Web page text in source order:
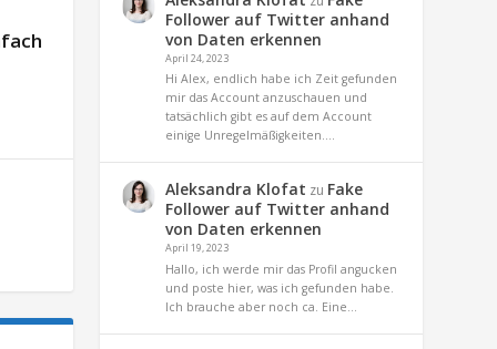
Follower auf Twitter anhand
von Daten erkennen
April 24, 2023
Hi Alex, endlich habe ich Zeit gefunden
mir das Account anzuschauen und
tatsächlich gibt es auf dem Account
einige Unregelmäßigkeiten.…
Aleksandra Klofat zu Fake
Follower auf Twitter anhand
von Daten erkennen
April 19, 2023
Hallo, ich werde mir das Profil angucken
und poste hier, was ich gefunden habe.
Ich brauche aber noch ca. Eine…